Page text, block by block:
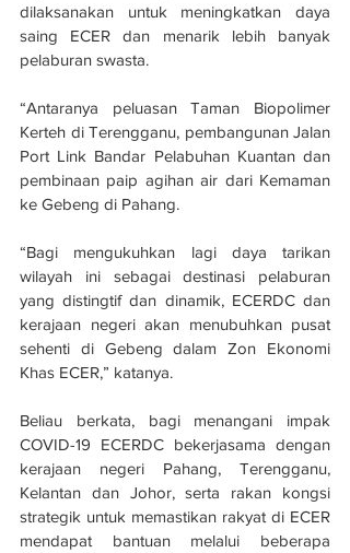
dilaksanakan untuk meningkatkan daya
saing ECER dan menarik lebih banyak
pelaburan swasta.
“Antaranya peluasan Taman Biopolimer
Kerteh di Terengganu, pembangunan Jalan
Port Link Bandar Pelabuhan Kuantan dan
pembinaan paip agihan air dari Kemaman
ke Gebeng di Pahang.
“Bagi mengukuhkan lagi daya tarikan
wilayah ini sebagai destinasi pelaburan
yang distingtif dan dinamik, ECERDC dan
kerajaan negeri akan menubuhkan pusat
sehenti di Gebeng dalam Zon Ekonomi
Khas ECER,” katanya.
Beliau berkata, bagi menangani impak
COVID-19 ECERDC bekerjasama dengan
kerajaan negeri Pahang, Terengganu,
Kelantan dan Johor, serta rakan kongsi
strategik untuk memastikan rakyat di ECER
mendapat bantuan melalui beberapa